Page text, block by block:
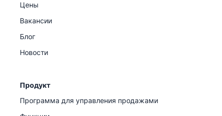
Цены
Вакансии
Блог
Новости
Продукт
Программа для управления продажами